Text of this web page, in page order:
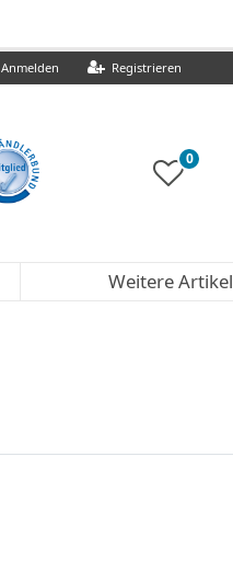
Anmelden Registrieren
0
Weitere Artikel